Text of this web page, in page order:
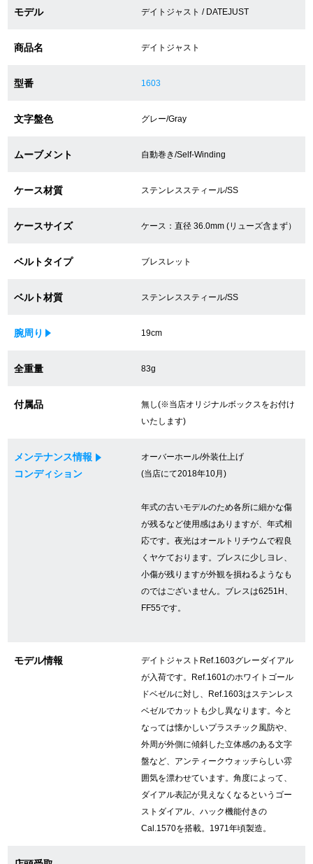
店舗取り寄せサービス
買取・下取りをご希望の方
買取・下取りはこちら
買取専門サロン
修理・メンテナンスをご希望の方
オーバーホールについて
GINZA RASINについて
GINZA RASINの中古腕時計について
店舗情報
モデル デイトジャスト / DATEJUST
商品名 デイトジャスト
型番 1603
文字盤色 グレー/Gray
ムーブメント 自動巻き/Self-Winding
ケース材質 ステンレススティール/SS
ケースサイズ ケース：直径 36.0mm (リューズ含まず）
ベルトタイプ ブレスレット
ベルト材質 ステンレススティール/SS
腕周り 19cm
全重量 83g
付属品
無し(※当店オリジナルボックスをお付け
いたします)
メンテナンス情報
コンディション
オーバーホール/外装仕上げ
(当店にて2018年10月)
年式の古いモデルのため各所に細かな傷
が残るなど使用感はありますが、年式相
応です。夜光はオールトリチウムで程良
くヤケております。ブレスに少しヨレ、
小傷が残りますが外観を損ねるようなも
のではございません。ブレスは6251H、
FF55です。
モデル情報
デイトジャストRef.1603グレーダイアル
が入荷です。Ref.1601のホワイトゴール
ドベゼルに対し、Ref.1603はステンレス
ベゼルでカットも少し異なります。今と
なっては懐かしいプラスチック風防や、
外周が外側に傾斜した立体感のある文字
盤など、アンティークウォッチらしい雰
囲気を漂わせています。角度によって、
ダイアル表記が見えなくなるというゴー
ストダイアル、ハック機能付きの
Cal.1570を搭載。1971年頃製造。